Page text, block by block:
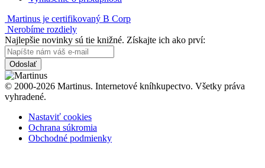
Martinus je certifikovaný B Corp
Nerobíme rozdiely
Najlepšie novinky sú tie knižné. Získajte ich ako prví:
Odoslať
© 2000-2026 Martinus. Internetové kníhkupectvo. Všetky práva
vyhradené.
Nastaviť cookies
Ochrana súkromia
Obchodné podmienky